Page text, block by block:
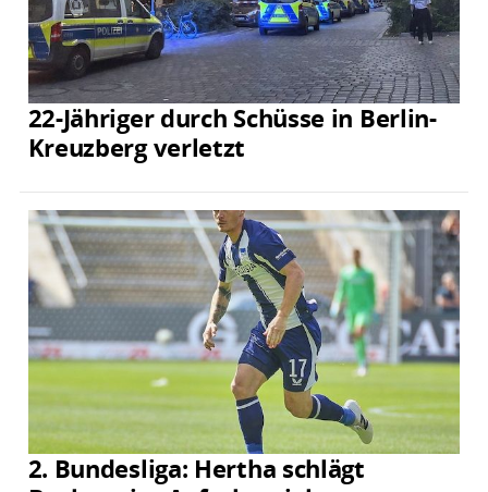
22-Jähriger durch Schüsse in Berlin-
Kreuzberg verletzt
2. Bundesliga: Hertha schlägt